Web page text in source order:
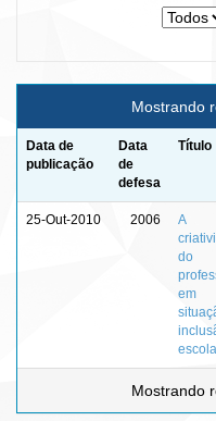
Mostrando
Data de
publicação
Data
de
defesa
Título
25-Out-2010 2006
A
do
em
Mostrando